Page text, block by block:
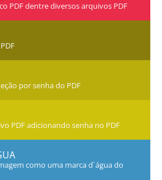
PDF dentre diversos arquivos PDF
por senha do PDF
PDF adicionando senha no PDF
como uma marca d`água do